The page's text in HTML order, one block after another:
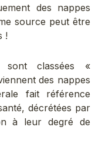
des nappes
source peut être
!
sont classées «
des nappes
fait référence
décrétées par
à leur degré de